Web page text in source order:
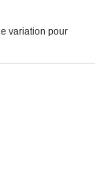
variation pour